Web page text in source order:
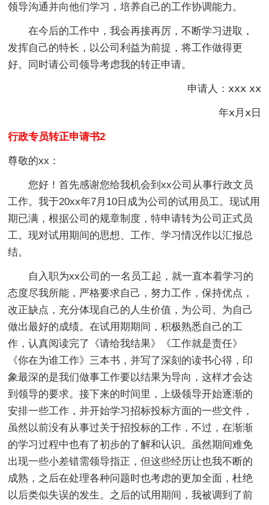
领导沟通并向他们学习，培养自己的工作协调能力。
在今后的工作中，我会再接再厉，不断学习进取，
发挥自己的特长，以公司利益为前提，将工作做得更
好。同时请公司领导考虑我的转正申请。
申请人：ⅹⅹⅹ ⅹⅹ
年ⅹ月ⅹ日
行政专员转正申请书2
尊敬的xx：
您好！首先感谢您给我机会到xx公司从事行政文员
工作。我于20xx年7月10日成为公司的试用员工。现试用
期已满，根据公司的规章制度，特申请转为公司正式员
工。现对试用期间的思想、工作、学习情况作以汇报总
结。
自入职为xx公司的一名员工起，就一直本着学习的
态度尽我所能，严格要求自己，努力工作，保持优点，
改正缺点，充分体现自己的人生价值，为公司、为自己
做出最好的成绩。在试用期期间，积极熟悉自己的工
作，认真阅读完了《请给我结果》《工作就是责任》
《你在为谁工作》三本书，并写了深刻的读书心得，印
象最深的是我们做事工作要以结果为导向，这样才会达
到领导的要求。接下来的时间里，上级领导开始逐渐的
安排一些工作，并开始学习招标投标方面的一些文件，
虽然以前没有从事过关于招投标的工作，不过，在渐渐
的学习过程中也有了初步的了解和认识。虽然期间难免
出现一些小差错需领导指正，但这些经历让也我不断的
成熟，之后在处理各种问题时也考虑的更加全面，杜绝
以后类似失误的发生。之后的试用期间，我被调到了前